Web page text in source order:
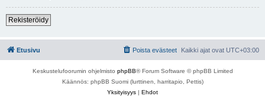
Rekisteröidy
Etusivu Kaikki ajat ovat UTC+03:00
Poista evästeet
Keskustelufoorumin ohjelmisto phpBB® Forum Software © phpBB Limited
Käännös: phpBB Suomi (lurttinen, harritapio, Pettis)
Yksityisyys | Ehdot